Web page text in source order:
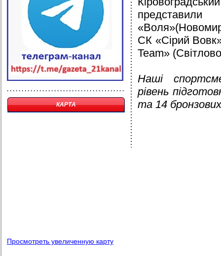
КАРТА
Просмотреть увеличенную карту
СК «Сірий
Team»
Наші
рівень
та 14